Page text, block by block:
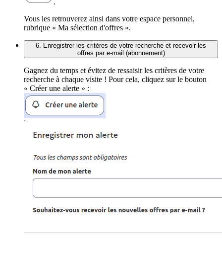
.
Vous les retrouverez ainsi dans votre espace personnel,
rubrique « Ma sélection d'offres ».
6. Enregistrer les critères de votre recherche et recevoir les
offres par e-mail (abonnement)
Gagnez du temps et évitez de ressaisir les critères de votre
recherche à chaque visite ! Pour cela, cliquez sur le bouton
« Créer une alerte » :